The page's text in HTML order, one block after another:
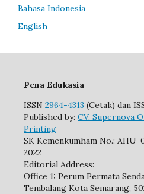
Bahasa Indonesia
English
Pena Edukasia
ISSN 2964-4313 (Cetak) dan
Published by: CV. Supernova
Printing
SK Kemenkumham No.: AHU-
2022
Editorial Address:
Office 1: Perum Permata
Tembalang Kota Semarang,